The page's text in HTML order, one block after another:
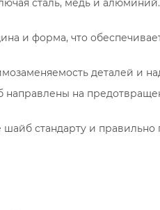
и форма, что
деталей и
направлены на
стандарту и правильно